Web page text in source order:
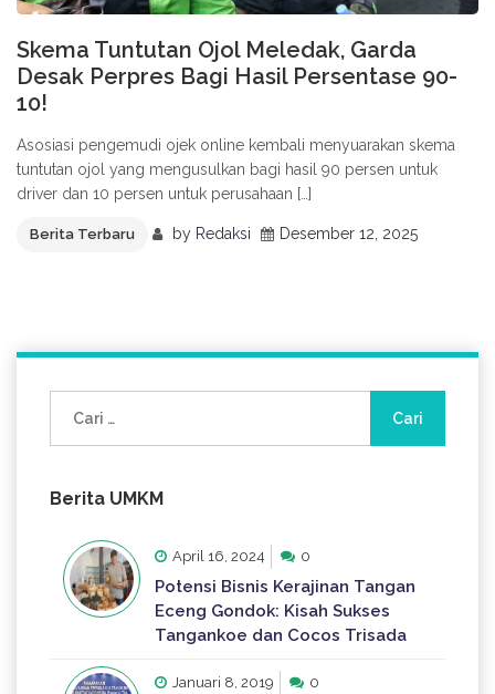
Skema Tuntutan Ojol Meledak, Garda
Desak Perpres Bagi Hasil Persentase 90-
10!
Asosiasi pengemudi ojek online kembali menyuarakan skema
tuntutan ojol yang mengusulkan bagi hasil 90 persen untuk
driver dan 10 persen untuk perusahaan […]
Berita Terbaru by Redaksi Desember 12, 2025
untuk:
Berita UMKM
April 16, 2024 0
Potensi Bisnis Kerajinan Tangan
Eceng Gondok: Kisah Sukses
Tangankoe dan Cocos Trisada
Januari 8, 2019 0